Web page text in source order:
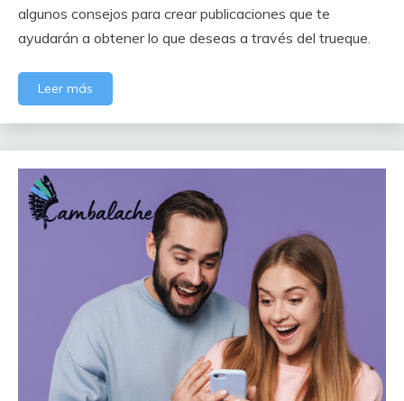
algunos consejos para crear publicaciones que te
ayudarán a obtener lo que deseas a través del trueque.
Leer más